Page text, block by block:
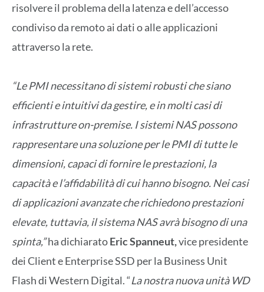
risolvere il problema della latenza e dell’accesso
condiviso da remoto ai dati o alle applicazioni
attraverso la rete.
“Le PMI necessitano di sistemi robusti che siano
efficienti e intuitivi da gestire, e in molti casi di
infrastrutture on-premise. I sistemi NAS possono
rappresentare una soluzione per le PMI di tutte le
dimensioni, capaci di fornire le prestazioni, la
capacità e l’affidabilità di cui hanno bisogno. Nei casi
di applicazioni avanzate che richiedono prestazioni
elevate, tuttavia, il sistema NAS avrà bisogno di una
spinta,”ha dichiaratoEric Spanneut,vice presidente
dei Client e Enterprise SSD per la Business Unit
Flash di Western Digital. “La nostra nuova unità WD